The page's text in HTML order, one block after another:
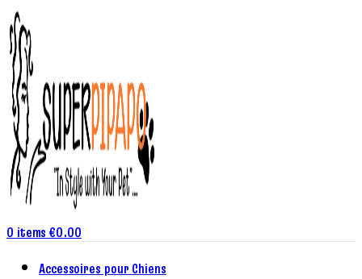
0 items €0.00
Accessoires pour Chiens